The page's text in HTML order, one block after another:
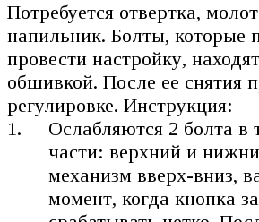
Потребуется отвертка,
напильник. Болты, которые
провести настройку,
обшивкой. После ее снятия
регулировке. Инструкция:
Ослабляются 2 болта в
части: верхний и
механизм вверх-вниз,
момент, когда кнопка